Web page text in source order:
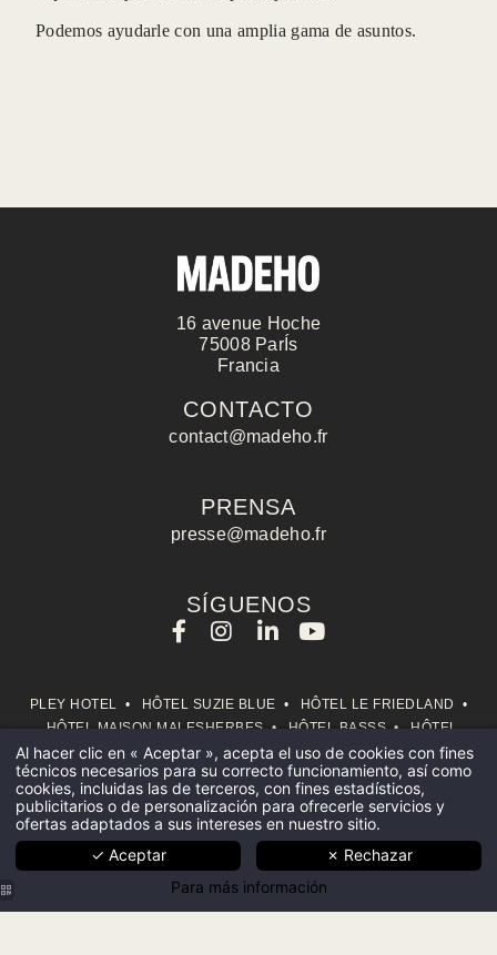
Podemos ayudarle con una amplia gama de asuntos.
16 avenue Hoche
75008 ParÍs
Francia
CONTACTO
contact@madeho.fr
PRENSA
presse@madeho.fr
SÍGUENOS
PLEY HOTEL • HÔTEL SUZIE BLUE • HÔTEL LE FRIEDLAND
•
HÔTEL MAISON MALESHERBES•HÔTEL BASSS•HÔTEL
MERCEDES •PEPPER & PAPER APARTMENTS•HÔTEL
BELLEVAL •HÔTEL BELLOY•HÔTEL DU SAVOIR•HÔTEL
CŒUR MARIN•HÔTEL BISKUI•IDOL HOTEL
©2025 MADEHO -AVISO LEGAL-USO DE COOKIES-POLÍTICA DE COOKIES
POLÍTICA DE PROTECCIÓN DE DATOS
INICIO
GESTIÓN HOTELERA
CONSEJOS SOBRE
HOTELES
HOTELES
Empresa :
Teléfono :
Al hacer clic en « Aceptar », acepta el uso de cookies con fines
técnicos necesarios para su correcto funcionamiento, así como
cookies, incluidas las de terceros, con fines estadísticos,
publicitarios o de personalización para ofrecerle servicios y
ofertas adaptados a sus intereses en nuestro sitio.
✓ Aceptar
✗ Rechazar
Para más información